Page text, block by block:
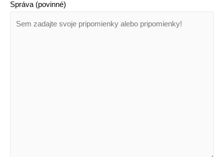
Správa (povinné)